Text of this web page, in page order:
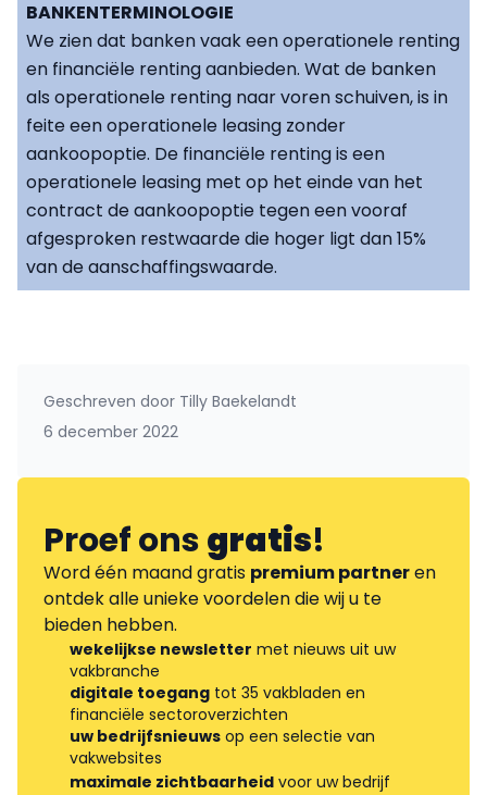
BANKENTERMINOLOGIE
We zien dat banken vaak een operationele renting
en financiële renting aanbieden. Wat de banken
als operationele renting naar voren schuiven, is in
feite een operationele leasing zonder
aankoopoptie. De financiële renting is een
operationele leasing met op het einde van het
contract de aankoopoptie tegen een vooraf
afgesproken restwaarde die hoger ligt dan 15%
van de aanschaffingswaarde.
Geschreven door Tilly Baekelandt
6 december 2022
Proef onsgratis!
Word één maand gratis premium partneren
ontdek alle unieke voordelen die wij u te
bieden hebben.
wekelijkse newsletter met nieuws uit uw
vakbranche
digitale toegang tot 35 vakbladen en
financiële sectoroverzichten
uw bedrijfsnieuws op een selectie van
vakwebsites
maximale zichtbaarheid voor uw bedrijf